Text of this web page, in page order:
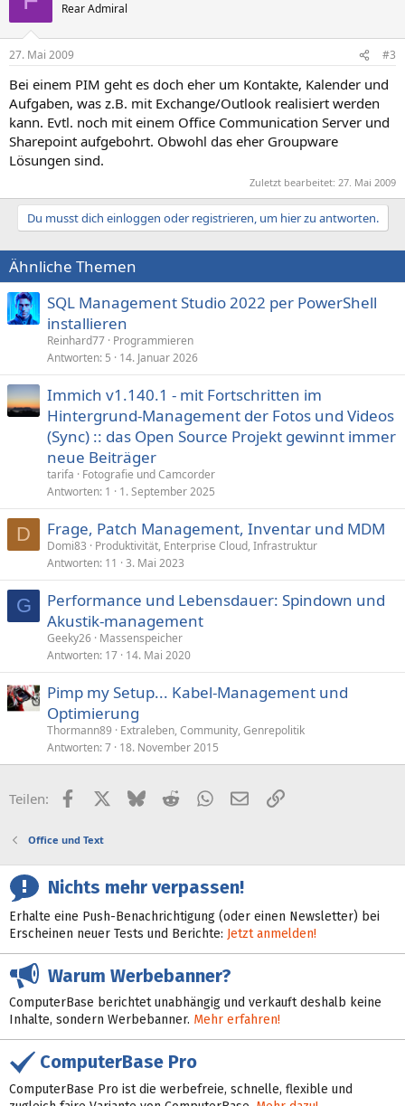
Rear Admiral
27. Mai 2009 #3
Bei einem PIM geht es doch eher um Kontakte, Kalender und
Aufgaben, was z.B. mit Exchange/Outlook realisiert werden
kann. Evtl. noch mit einem Office Communication Server und
Sharepoint aufgebohrt. Obwohl das eher Groupware
Lösungen sind.
Zuletzt bearbeitet: 27. Mai 2009
Du musst dich einloggen oder registrieren, um hier zu antworten.
Ähnliche Themen
SQL Management Studio 2022 per PowerShell
installieren
Reinhard77 Programmieren
Antworten 5 14. Januar 2026
Immich v1.140.1 - mit Fortschritten im
Hintergrund-Management der Fotos und Videos
(Sync) :: das Open Source Projekt gewinnt immer
neue Beiträger
tarifa
Fotografie und Camcorder
Antworten 1 1. September 2025
D Frage, Patch Management, Inventar und MDM
Domi83
Produktivität, Enterprise Cloud, Infrastruktur
Antworten 11 3. Mai 2023
G
Performance und Lebensdauer: Spindown und
Akustik-management
Geeky26 Massenspeicher
Antworten 17 14. Mai 2020
Pimp my Setup... Kabel-Management und
Optimierung
Thormann89
Extraleben, Community, Genrepolitik
Antworten 7 18. November 2015
Teilen: FacebookX (Twitter)
BlueskyRedditWhatsApp
E-MailLink
Office und Text
Nichts mehr verpassen!
Erhalte eine Push-Benachrichtigung (oder einen Newsletter) bei
Erscheinen neuer Tests und Berichte: Jetzt anmelden!
Warum Werbebanner?
ComputerBase berichtet unabhängig und verkauft deshalb keine
Inhalte, sondern Werbebanner. Mehr erfahren!
ComputerBase Pro
ComputerBase Pro ist die werbefreie, schnelle, flexible und